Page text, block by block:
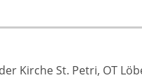
Kirche St. Petri, OT